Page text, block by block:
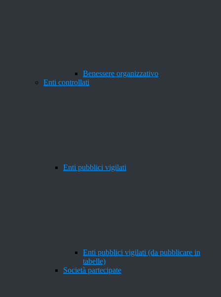
Benessere organizzativo
Enti controllati
Enti pubblici vigilati
Enti pubblici vigilati (da pubblicare in
tabelle)
Società partecipate